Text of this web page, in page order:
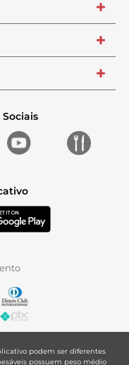
+
+
+
Sociais
podem ser diferentes
possuem peso médio